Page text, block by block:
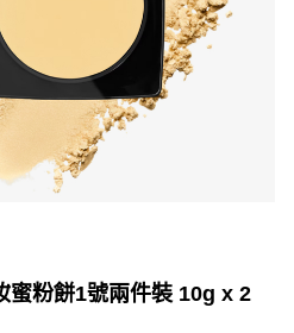
粉餅1號兩件裝 10g x 2